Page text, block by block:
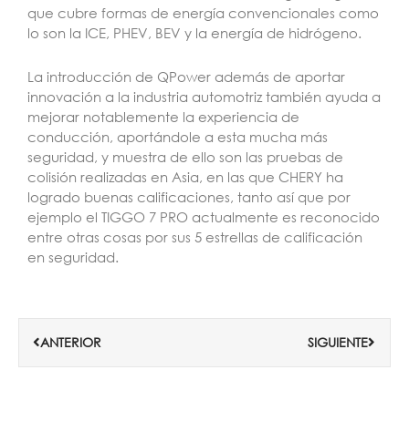
que cubre formas de energía convencionales como
lo son la ICE, PHEV, BEV y la energía de hidrógeno.
La introducción de QPower además de aportar
innovación a la industria automotriz también ayuda a
mejorar notablemente la experiencia de
conducción, aportándole a esta mucha más
seguridad, y muestra de ello son las pruebas de
colisión realizadas en Asia, en las que CHERY ha
logrado buenas calificaciones, tanto así que por
ejemplo el TIGGO 7 PRO actualmente es reconocido
entre otras cosas por sus 5 estrellas de calificación
en seguridad.
ANTERIOR SIGUIENTE